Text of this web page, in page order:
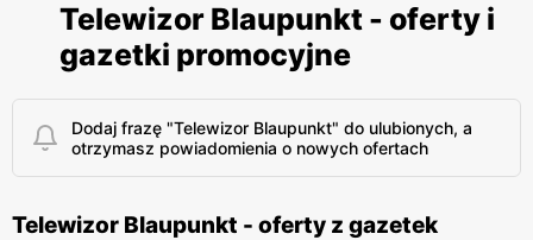
Telewizor Blaupunkt - oferty i
gazetki promocyjne
Dodaj frazę "Telewizor Blaupunkt" do ulubionych, a
otrzymasz powiadomienia o nowych ofertach
Telewizor Blaupunkt - oferty z gazetek